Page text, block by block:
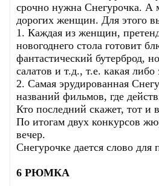
срочно нужна Снегурочка. А
дорогих женщин. Для этого
1. Каждая из женщин,
новогоднего стола готовит
фантастический бутерброд,
салатов и т.д., т.е. какая
2. Самая эрудированная
названий фильмов, где
Кто последний скажет, тот и
По итогам двух конкурсов
вечер.
Снегурочке дается слово для
6 РЮМКА